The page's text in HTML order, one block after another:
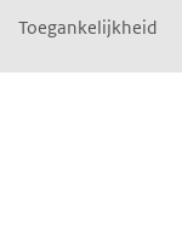
Toegankelijkheid